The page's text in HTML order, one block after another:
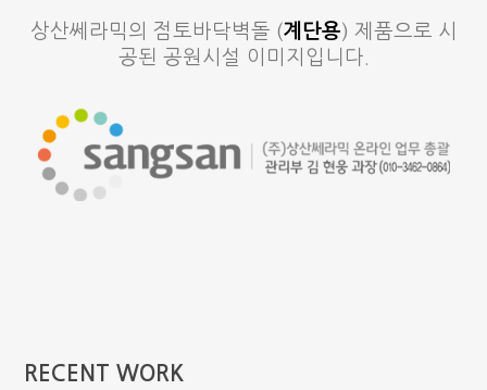
상산쎄라믹의 점토바닥벽돌 (계단용) 제품으로 시
공된 공원시설 이미지입니다.
RECENT WORK